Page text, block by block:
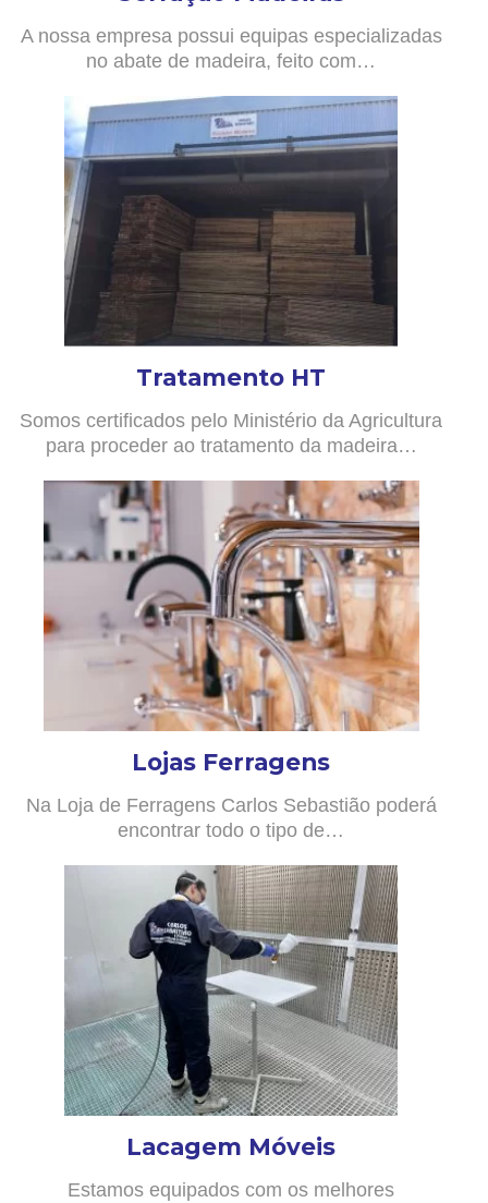
A nossa empresa possui equipas especializadas
no abate de madeira, feito com…
Tratamento HT
Somos certificados pelo Ministério da Agricultura
para proceder ao tratamento da madeira…
Lojas Ferragens
Na Loja de Ferragens Carlos Sebastião poderá
encontrar todo o tipo de…
Lacagem Móveis
Estamos equipados com os melhores